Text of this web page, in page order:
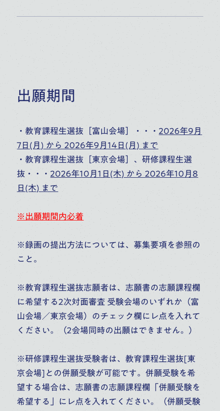
出願期間
・教育課程生選抜［富山会場］・・・ 2026年9月
7日(月) から 2026年9月14日(月) まで
・教育課程生選抜［東京会場］、研修課程生選
抜・・・ 2026年10月1日(木) から 2026年10月8
日(木) まで
※出願期間内必着
※録画の提出方法については、募集要項を参照の
こと。
※教育課程生選抜志願者は、志願書の志願課程欄
に希望する2次対面審査 受験会場のいずれか（富
山会場／東京会場）のチェック欄にレ点を入れて
ください。（2会場同時の出願はできません。）
※研修課程生選抜受験者は、教育課程生選抜[東
京会場]との併願受験が可能です。併願受験を希
望する場合は、志願書の志願課程欄「併願受験を
希望する」にレ点を入れてください。（併願受験